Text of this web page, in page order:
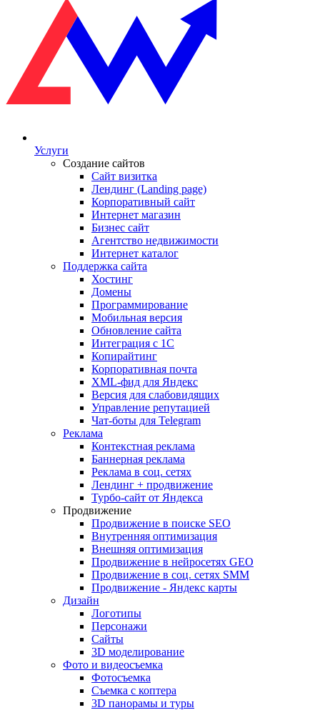
Услуги
Создание сайтов
Сайт визитка
Лендинг (Landing page)
Корпоративный сайт
Интернет магазин
Бизнес сайт
Агентство недвижимости
Интернет каталог
Поддержка сайта
Хостинг
Домены
Программирование
Мобильная версия
Обновление сайта
Интеграция с 1С
Копирайтинг
Корпоративная почта
XML-фид для Яндекс
Версия для слабовидящих
Управление репутацией
Чат-боты для Telegram
Реклама
Контекстная реклама
Баннерная реклама
Реклама в соц. сетях
Лендинг + продвижение
Турбо-сайт от Яндекса
Продвижение
Продвижение в поиске SEO
Внутренняя оптимизация
Внешняя оптимизация
Продвижение в нейросетях GEO
Продвижение в соц. сетях SMM
Продвижение - Яндекс карты
Дизайн
Логотипы
Персонажи
Сайты
3D моделирование
Фото и видеосъемка
Фотосъемка
Съемка с коптера
3D панорамы и туры